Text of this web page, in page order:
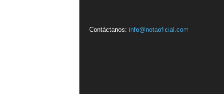
Contáctanos: info@notaoficial.com